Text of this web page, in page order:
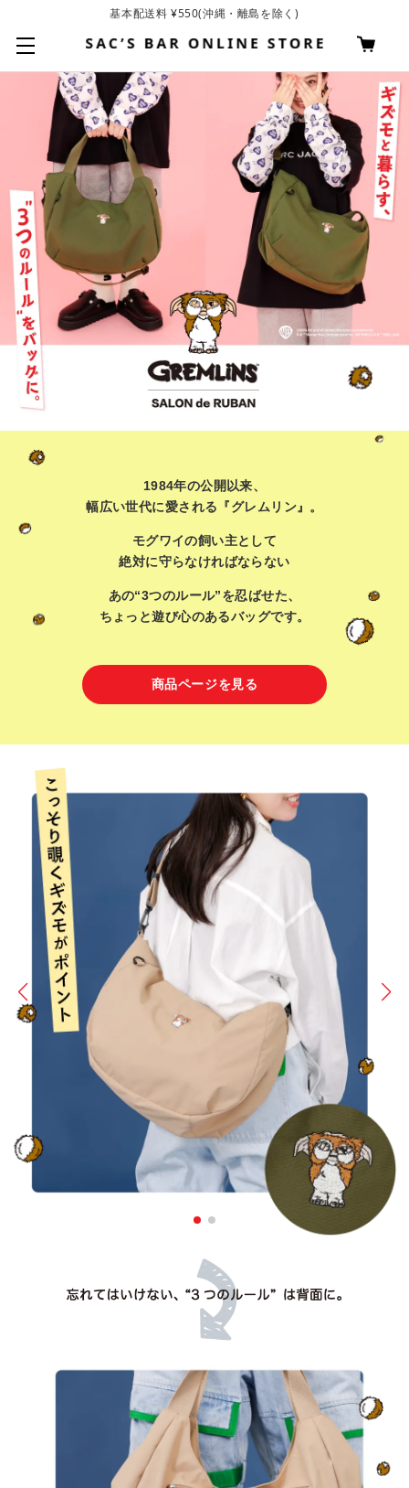
基本配送料 ¥550(沖縄・離島を除く)
1984年の公開以来、
幅広い世代に愛される『グレムリン』。
モグワイの飼い主として
絶対に守らなければならない
あの“3つのルール”を忍ばせた、
ちょっと遊び心のあるバッグです。
商品ページを見る